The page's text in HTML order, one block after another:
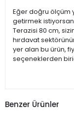
Eğer doğru ölçüm
getirmek
Terazisi 80 cm,
hırdavat
yer alan bu ürün,
seçeneklerden
Benzer Ürünler